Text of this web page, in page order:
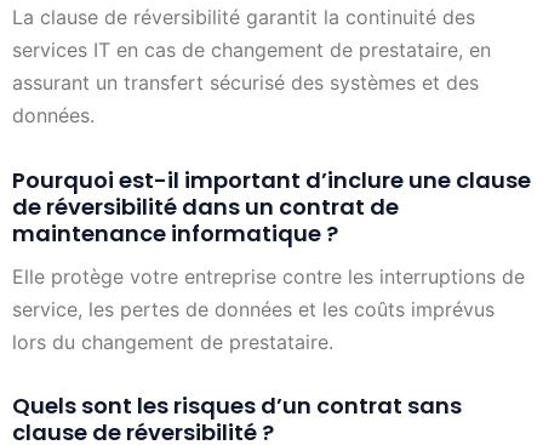
La clause de réversibilité garantit la continuité des
services IT en cas de changement de prestataire, en
assurant un transfert sécurisé des systèmes et des
données.
Pourquoi est-il important d’inclure une clause
de réversibilité dans un contrat de
maintenance informatique ?
Elle protège votre entreprise contre les interruptions de
service, les pertes de données et les coûts imprévus
lors du changement de prestataire.
Quels sont les risques d’un contrat sans
clause de réversibilité ?